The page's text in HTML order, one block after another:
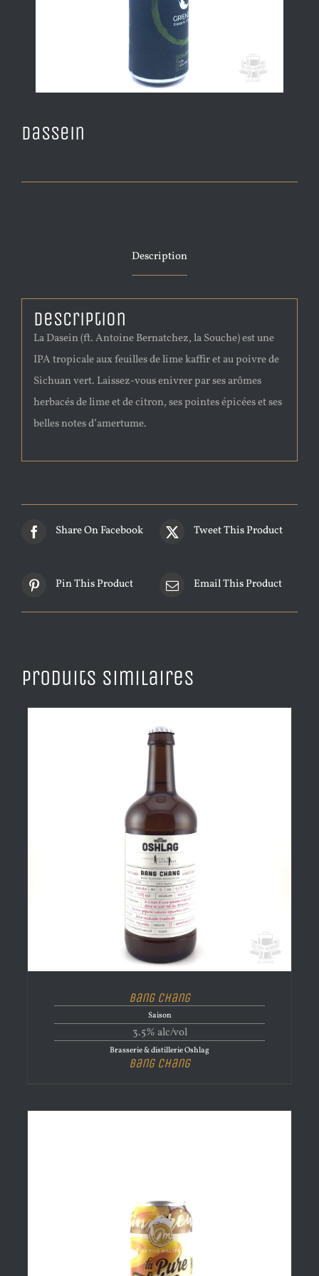
Dassein
Description
Description
La Dasein (ft. Antoine Bernatchez, la Souche) est une
IPA tropicale aux feuilles de lime kaffir et au poivre de
Sichuan vert. Laissez-vous enivrer par ses arômes
herbacés de lime et de citron, ses pointes épicées et ses
belles notes d’amertume.
Share On Facebook Tweet This Product
Pin This Product Email This Product
Produits similaires
Bang Chang
Saison
3.5% alc/vol
Brasserie & distillerie Oshlag
Bang Chang